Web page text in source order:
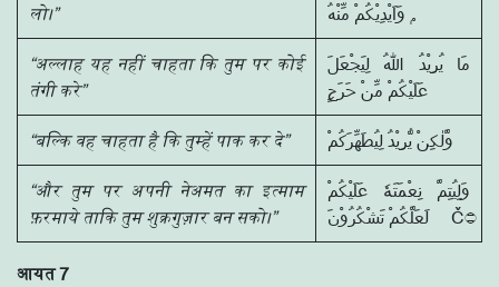
लो।”
وَاَيْدِيْكُمْ مِّنْهُ ۭ
“अल्लाह यह नहीं चाहता कि तुम पर कोई
तंगी करे”
مَا يُرِيْدُ اللّٰهُ لِيَجْعَلَ
عَلَيْكُمْ مِّنْ حَرَجٍ
“बल्कि वह चाहता है कि तुम्हें पाक कर दे” وَّلٰكِنْ يُّرِيْدُ لِيُطَهِّرَكُمْ
“और तुम पर अपनी नेअमत का इत्माम
फ़रमाये ताकि तुम शुक्रगुज़ार बन सको।”
وَلِيُتِمَّ نِعْمَتَهٗ عَلَيْكُمْ
आयत 7